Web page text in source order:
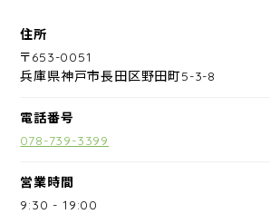
住所
〒653-0051
兵庫県神戸市長田区野田町5-3-8
電話番号
078-739-3399
営業時間
9:30 -19:00